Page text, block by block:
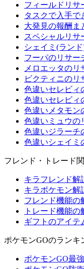
フィールドリサ
タスクで入手で
大発見の報酬ま
スペシャルリサ
シェイミ(ラン
フーパのリサー
メロエッタのリ
ビクティニのリ
色違いセレビィ
色違いセレビィ
色違いメタモン
色違いミュウの
色違いジラーチ
色違いシェイミ
フレンド・トレード
キラフレンド解
キラポケモン解
フレンド機能の
トレード機能の
ギフトのアイテ
ポケモンGOのランキ
ポケモンGO最